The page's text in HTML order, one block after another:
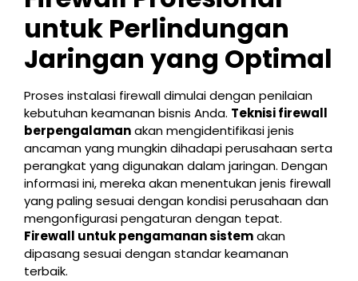
untuk Perlindungan
Jaringan yang Optimal
Proses instalasi firewall dimulai dengan penilaian
kebutuhan keamanan bisnis Anda. Teknisi firewall
berpengalamanakan mengidentifikasi jenis
ancaman yang mungkin dihadapi perusahaan serta
perangkat yang digunakan dalam jaringan. Dengan
informasi ini, mereka akan menentukan jenis firewall
yang paling sesuai dengan kondisi perusahaan dan
mengonfigurasi pengaturan dengan tepat.
Firewall untuk pengamanan sistemakan
dipasang sesuai dengan standar keamanan
terbaik.